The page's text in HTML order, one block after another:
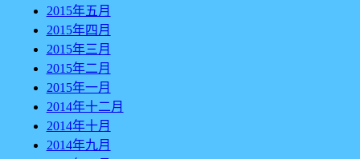
2015年五月
2015年四月
2015年三月
2015年二月
2015年一月
2014年十二月
2014年十月
2014年九月